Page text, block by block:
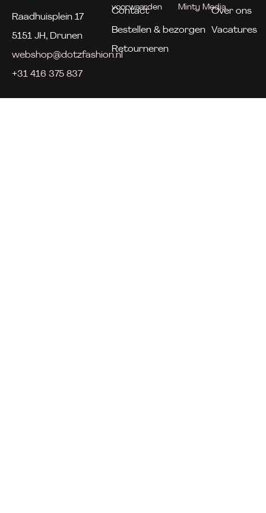
Raadhuisplein 17
5151 JH, Drunen
webshop@dotzfashion.nl
+31 416 375 837
Contact
Bestellen & bezorgen
Retourneren
Over ons
Vacatures
voorwaarden
Minty Media